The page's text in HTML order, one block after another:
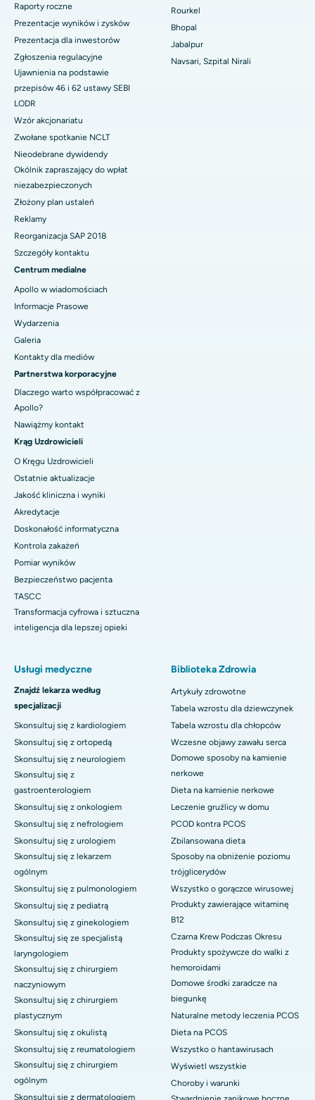
Najlepszy szpital onkologiczny dla kobiet w południowym Delhi
Raporty roczne
Prezentacje wyników i zysków
Prezentacja dla inwestorów
Zgłoszenia regulacyjne
Ujawnienia na podstawie
przepisów 46 i 62 ustawy SEBI
LODR
Wzór akcjonariatu
Zwołane spotkanie NCLT
Nieodebrane dywidendy
Okólnik zapraszający do wpłat
niezabezpieczonych
Złożony plan ustaleń
Reklamy
Reorganizacja SAP 2018
Szczegóły kontaktu
Centrum medialne
Apollo w wiadomościach
Informacje Prasowe
Wydarzenia
Galeria
Kontakty dla mediów
Partnerstwa korporacyjne
Dlaczego warto współpracować z
Apollo?
Nawiążmy kontakt
Krąg Uzdrowicieli
O Kręgu Uzdrowicieli
Ostatnie aktualizacje
Jakość kliniczna i wyniki
Akredytacje
Doskonałość informatyczna
Kontrola zakażeń
Pomiar wyników
Bezpieczeństwo pacjenta
TASCC
Transformacja cyfrowa i sztuczna
inteligencja dla lepszej opieki
Rourkel
Bhopal
Jabalpur
Navsari, Szpital Nirali
Usługi medyczne
Znajdź lekarza według
specjalizacji
Skonsultuj się z kardiologiem
Skonsultuj się z ortopedą
Skonsultuj się z neurologiem
Skonsultuj się z
gastroenterologiem
Skonsultuj się z onkologiem
Skonsultuj się z nefrologiem
Skonsultuj się z urologiem
Skonsultuj się z lekarzem
ogólnym
Skonsultuj się z pulmonologiem
Skonsultuj się z pediatrą
Skonsultuj się z ginekologiem
Skonsultuj się ze specjalistą
laryngologiem
Skonsultuj się z chirurgiem
naczyniowym
Skonsultuj się z chirurgiem
plastycznym
Skonsultuj się z okulistą
Skonsultuj się z reumatologiem
Skonsultuj się z chirurgiem
ogólnym
Skonsultuj się z dermatologiem
Biblioteka Zdrowia
Artykuły zdrowotne
Tabela wzrostu dla dziewczynek
Tabela wzrostu dla chłopców
Wczesne objawy zawału serca
Domowe sposoby na kamienie
nerkowe
Dieta na kamienie nerkowe
Leczenie gruźlicy w domu
PCOD kontra PCOS
Zbilansowana dieta
Sposoby na obniżenie poziomu
trójglicerydów
Wszystko o gorączce wirusowej
Produkty zawierające witaminę
B12
Czarna Krew Podczas Okresu
Produkty spożywcze do walki z
hemoroidami
Domowe środki zaradcze na
biegunkę
Naturalne metody leczenia PCOS
Dieta na PCOS
Wszystko o hantawirusach
Wyświetl wszystkie
Choroby i warunki